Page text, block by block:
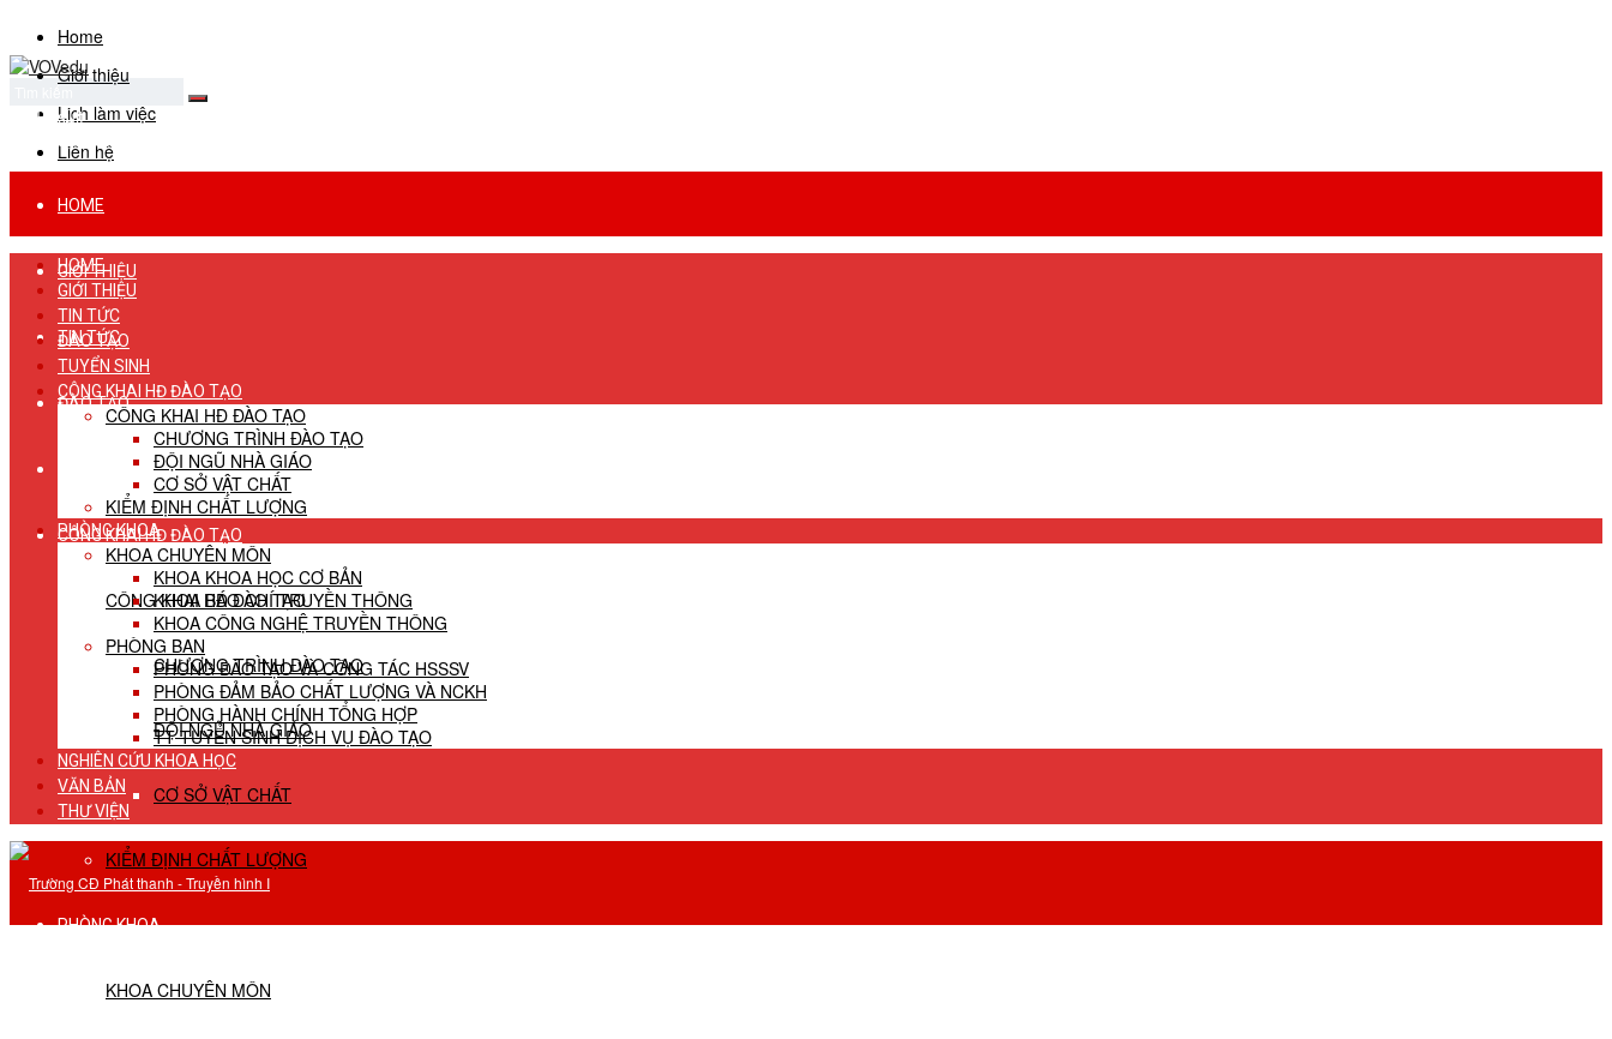
Home
Giới thiệu
Lịch làm việc
Liên hệ
No Result
View All Result
HOME
GIỚI THIỆU
TIN TỨC
ĐÀO TẠO
TUYỂN SINH
CÔNG KHAI HĐ ĐÀO TẠO
CÔNG KHAI HĐ ĐÀO TẠO
CHƯƠNG TRÌNH ĐÀO TẠO
ĐỘI NGŨ NHÀ GIÁO
CƠ SỞ VẬT CHẤT
KIỂM ĐỊNH CHẤT LƯỢNG
PHÒNG KHOA
KHOA CHUYÊN MÔN
HOME
GIỚI THIỆU
TIN TỨC
ĐÀO TẠO
TUYỂN SINH
CÔNG KHAI HĐ ĐÀO TẠO
CÔNG KHAI HĐ ĐÀO TẠO
CHƯƠNG TRÌNH ĐÀO TẠO
ĐỘI NGŨ NHÀ GIÁO
CƠ SỞ VẬT CHẤT
KIỂM ĐỊNH CHẤT LƯỢNG
PHÒNG KHOA
KHOA CHUYÊN MÔN
KHOA KHOA HỌC CƠ BẢN
KHOA BÁO CHÍ TRUYỀN THÔNG
KHOA CÔNG NGHỆ TRUYỀN THÔNG
PHÒNG BAN
PHÒNG ĐÀO TẠO VÀ CÔNG TÁC HSSSV
PHÒNG ĐẢM BẢO CHẤT LƯỢNG VÀ NCKH
PHÒNG HÀNH CHÍNH TỔNG HỢP
TT TUYỂN SINH DỊCH VỤ ĐÀO TẠO
NGHIÊN CỨU KHOA HỌC
VĂN BẢN
THƯ VIỆN